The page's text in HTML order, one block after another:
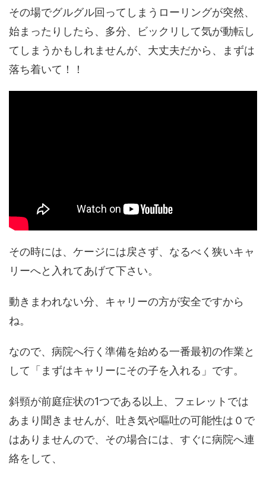
その場でグルグル回ってしまうローリングが突然、
始まったりしたら、多分、ビックリして気が動転し
てしまうかもしれませんが、大丈夫だから、まずは
落ち着いて！！
その時には、ケージには戻さず、なるべく狭いキャ
リーへと入れてあげて下さい。
動きまわれない分、キャリーの方が安全ですから
ね。
なので、病院へ行く準備を始める一番最初の作業と
して「まずはキャリーにその子を入れる」です。
斜頸が前庭症状の1つである以上、フェレットでは
あまり聞きませんが、吐き気や嘔吐の可能性は０で
はありませんので、その場合には、すぐに病院へ連
絡をして、